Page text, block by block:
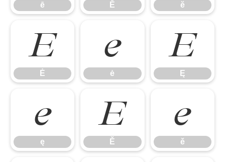
ē Ĕ ĕ
Ė
Ė
ė
ė
Ę
Ę
ę
ę
Ě
Ě
ě
ě